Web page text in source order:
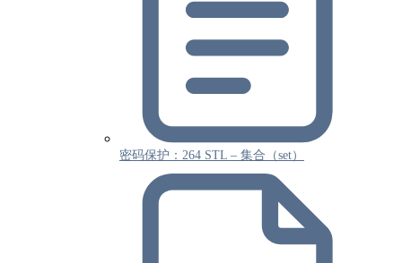
密码保护：264 STL – 集合（set）